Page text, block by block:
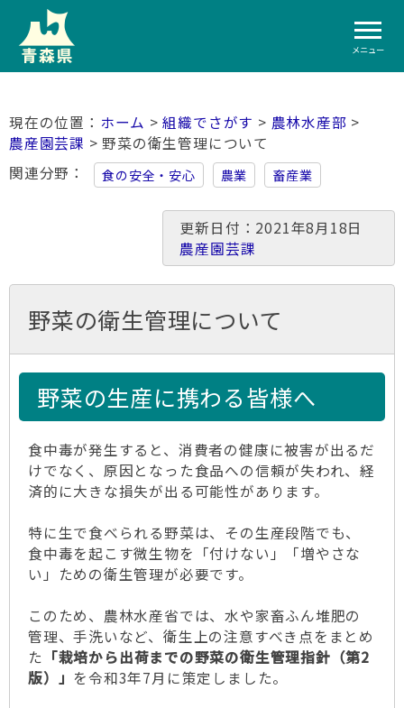
メニュー
ホーム >組織でさがす > 農林水産部 >
農産園芸課 > 野菜の衛生管理について
関連分野
食の安全・安心 農業 畜産業
更新日付：2021年8月18日
農産園芸課
野菜の衛生管理について
野菜の生産に携わる皆様へ
食中毒が発生すると、消費者の健康に被害が出るだ
けでなく、原因となった食品への信頼が失われ、経
済的に大きな損失が出る可能性があります。
特に生で食べられる野菜は、その生産段階でも、
食中毒を起こす微生物を「付けない」「増やさな
い」ための衛生管理が必要です。
このため、農林水産省では、水や家畜ふん堆肥の
管理、手洗いなど、衛生上の注意すべき点をまとめ
た 「栽培から出荷までの野菜の衛生管理指針（第2
版）」 を令和3年7月に策定しました。